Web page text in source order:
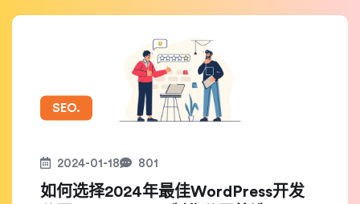
SEO.
2024-01-18 801
如何选择2024年最佳WordPress开发